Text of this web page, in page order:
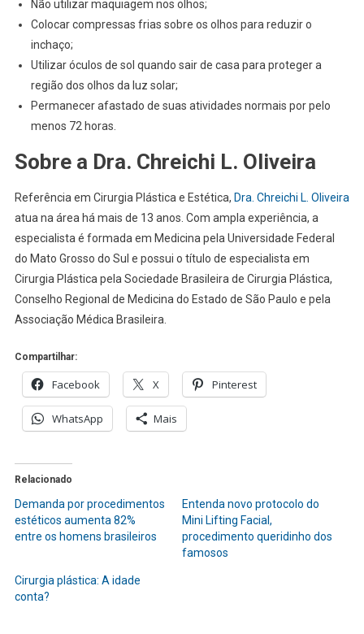
Não utilizar maquiagem nos olhos;
Colocar compressas frias sobre os olhos para reduzir o
inchaço;
Utilizar óculos de sol quando sair de casa para proteger a
região dos olhos da luz solar;
Permanecer afastado de suas atividades normais por pelo
menos 72 horas.
Sobre a Dra. Chreichi L. Oliveira
Referência em Cirurgia Plástica e Estética, Dra. Chreichi L. Oliveira
atua na área há mais de 13 anos. Com ampla experiência, a
especialista é formada em Medicina pela Universidade Federal
do Mato Grosso do Sul e possui o título de especialista em
Cirurgia Plástica pela Sociedade Brasileira de Cirurgia Plástica,
Conselho Regional de Medicina do Estado de São Paulo e pela
Associação Médica Brasileira.
Compartilhar:
Facebook X Pinterest
WhatsApp Mais
Relacionado
Demanda por procedimentos
estéticos aumenta 82%
entre os homens brasileiros
Entenda novo protocolo do
Mini Lifting Facial,
procedimento queridinho dos
famosos
Cirurgia plástica: A idade
conta?